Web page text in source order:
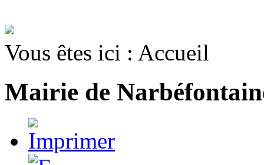
Vous êtes ici : Accueil
Mairie de